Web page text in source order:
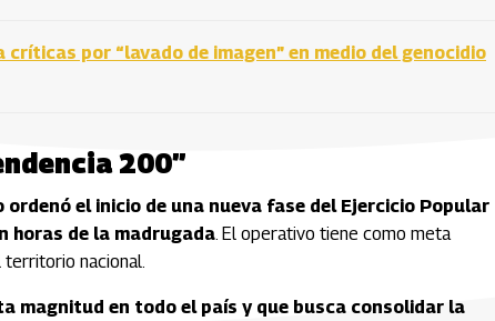
por “lavado de imagen” en medio del genocidio
200”
el inicio de una nueva fase del Ejercicio Popular
horas de la madrugada. El operativo tiene como meta
nacional.
magnitud en todo el país y que busca consolidar la